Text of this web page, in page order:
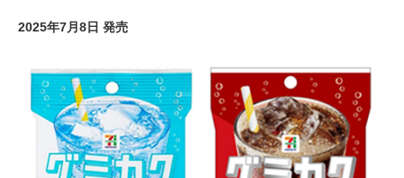
2025年7月8日 発売